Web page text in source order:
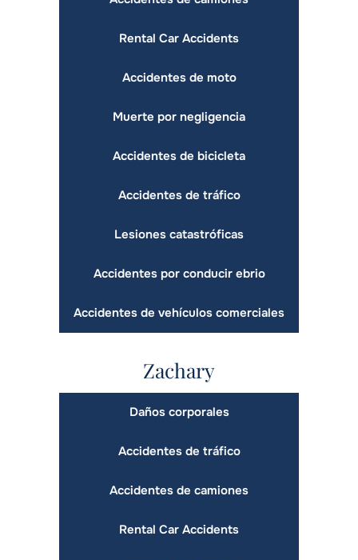
Rental Car Accidents
Accidentes de moto
Muerte por negligencia
Accidentes de bicicleta
Accidentes de tráfico
Lesiones catastróficas
Accidentes por conducir ebrio
Accidentes de vehículos comerciales
Zachary
Daños corporales
Accidentes de tráfico
Accidentes de camiones
Rental Car Accidents